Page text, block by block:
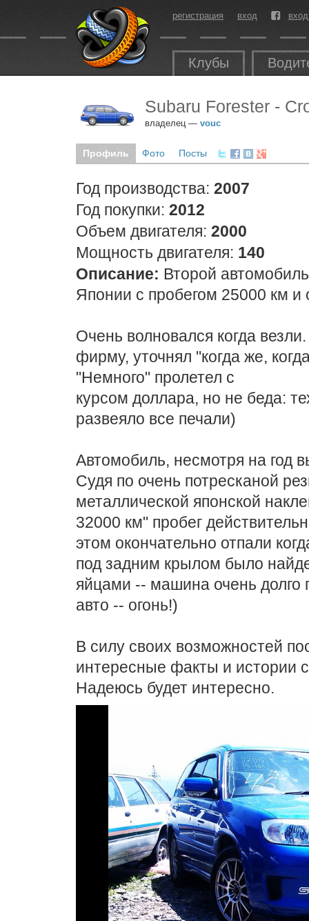
регистрация вход
Клубы
Subaru Forester -
владелец — vouc
Профиль Фото Посты
Год производства: 2007
Год покупки: 2012
Объем двигателя: 2000
Мощность двигателя: 140
Описание: Второй
Японии с пробегом 25000 км и
Очень волновался когда
фирму, уточнял "когда же,
"Немного" пролетел с
курсом доллара, но не беда:
развеяло все печали)
Автомобиль, несмотря на год
Судя по очень потресканой
металлической японской
32000 км" пробег
этом окончательно отпали
под задним крылом было
яйцами -- машина очень долго
авто -- огонь!)
В силу своих возможностей
интересные факты и истории
Надеюсь будет интересно.